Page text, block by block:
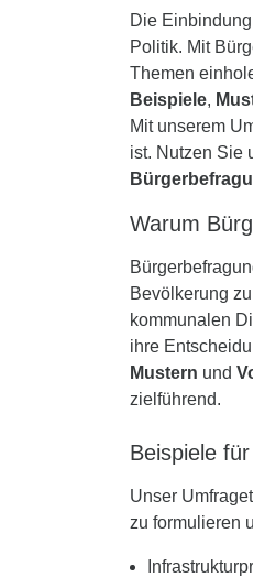
Die
Politik. Mit
Themen
Beispiele,
Mit unserem
ist. Nutzen Sie
Warum
Bevölkerung
kommunalen
ihre
Mustern und
zielführend.
Beispiele
Unser
zu formulieren